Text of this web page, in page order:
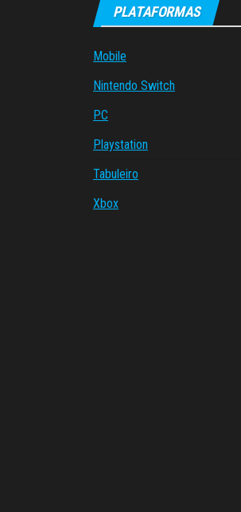
PLATAFORMAS
Mobile
Nintendo Switch
PC
Playstation
Tabuleiro
Xbox